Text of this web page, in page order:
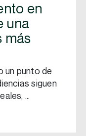
en
una
más
un punto de
siguen
…